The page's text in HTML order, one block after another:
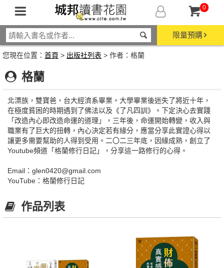
0
限量預購
您現在位置： 首頁 > 出版社列表 > 作者：格蘭
格蘭
北漂族，雙寶爸，台大經濟系畢業。大學畢業後迷失了將近十年，
在極度貧困的時期遇到了佛法以及《了凡四訓》。下定決心去實踐
「改造內心即改造命運的道理」，三年後，命運開始轉變，收入與
職業有了巨大的扭轉，內心決定若有緣分，應當分享此實證心得以
讓更多需要幫助的人得到受用。二〇二三年底，因緣成熟，創立了
Youtube頻道「格蘭修行日記」，分享這一路修行的心得。
Email：glen0420@gmail.com
YouTube：格蘭修行日記
作品列表